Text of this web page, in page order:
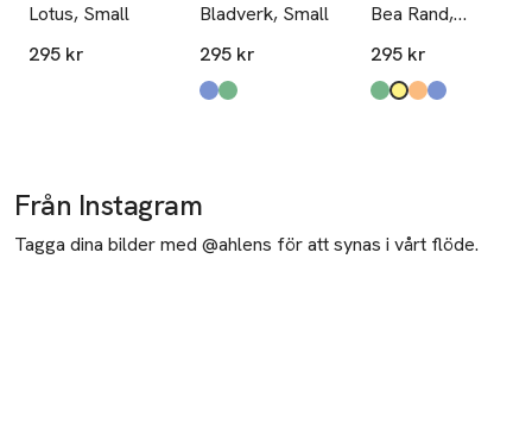
Lotus, Small
295 kr
Bladverk, Small
295 kr
Produkten finns i färgerna:
petrol
green
Bea Rand,
Small
295 kr
Produkten finns i
limebladsgrön
palermo-gul
sevilla-orange
riviera-blå
Från Instagram
Tagga dina bilder med @ahlens för att synas i vårt flöde.